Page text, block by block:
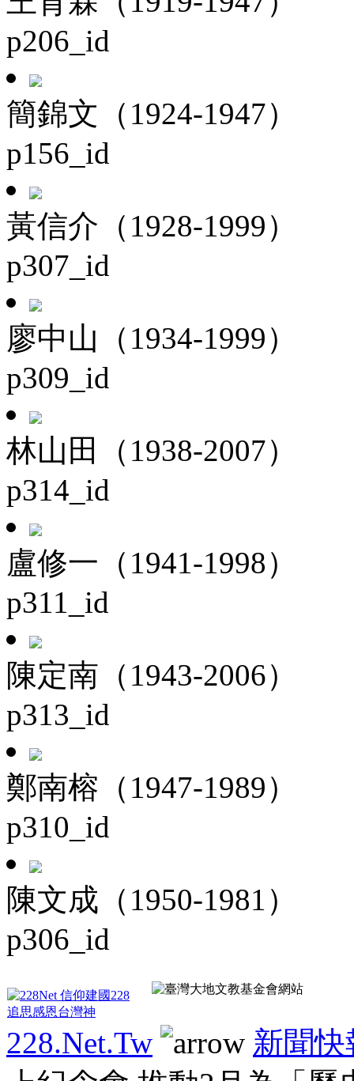
p206_id
簡錦文（1924-1947）
p156_id
黃信介（1928-1999）
p307_id
廖中山（1934-1999）
p309_id
林山田（1938-2007）
p314_id
盧修一（1941-1998）
p311_id
陳定南（1943-2006）
p313_id
鄭南榕（1947-1989）
p310_id
陳文成（1950-1981）
p306_id
228.Net.Tw
新聞快